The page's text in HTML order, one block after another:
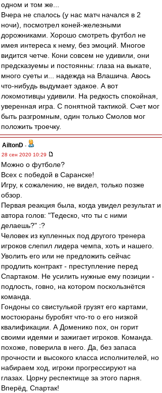
одном и том же...
Вчера не спалось (у нас матч начался в 2
ночи), посмотрел коней-железными
дорожниками. Хорошо смотреть футбол не
имея интереса к нему, без эмоций. Многое
видится четче. Кони совсем не удивили, они
предсказуемы и постоянны: глаза на выкате,
много суеты и... надежда на Влашича. Авось
что-нибудь выдумает эдакое. А вот
локомотивцы удивили. На редкость спокойная,
уверенная игра. С понятной тактикой. Счет мог
быть разгромным, один только Смолов мог
положить троечку.
AiltonD -
28 сен 2020 10:29
Можно о футболе?
Всех с победой в Саранске!
Игру, к сожалению, не видел, только позже
обзор.
Первая реакция была, когда увидел результат и
автора голов: "Тедеско, что ты с ними
делаешь?" :?
Человек из купленных под другого тренера
игроков слепил лидера чемпа, хоть и нашего.
Уволить его или не предложить сейчас
продлить контракт - преступление перед
Спартаком. Не усилить нужные ему позиции -
подлость, говно, на котором поскользнётся
команда.
Гондоны со свистулькой грузят его картами,
мостоюраны буробят что-то о его низкой
квалификации. А Доменико пох, он горит
своими идеями и зажигает игроков. Команда.
похоже, поверила в него. Да, без запаса
прочности и высокого класса исполнителей, но
набираем ход, игроки прогрессируют на
глазах. Цорну респектище за этого парня.
Вперёд, Спартак!